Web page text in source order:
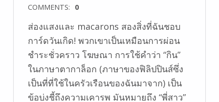
COMMENTS: 0
ส่องแสงและ macarons สองสิ่งที่ฉันชอบ
การ์ดวันเกิด! พวกเขาเป็นเหมือนการผ่อน
ชำระชั่วคราว โฆษณา การใช้คำว่า “กิน”
ในภาษาตากาล็อก (ภาษาของฟิลิปปินส์ซึ่ง
เป็นที่ที่ใช้ในครัวเรือนของฉันมาจาก) เป็น
ข้อบ่งชี้ถึงความเคารพ มันหมายถึง “พี่สาว”